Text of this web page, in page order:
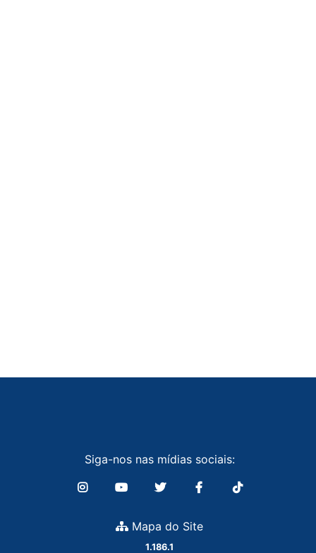
Siga-nos nas mídias sociais:
Mapa do Site
1.186.1